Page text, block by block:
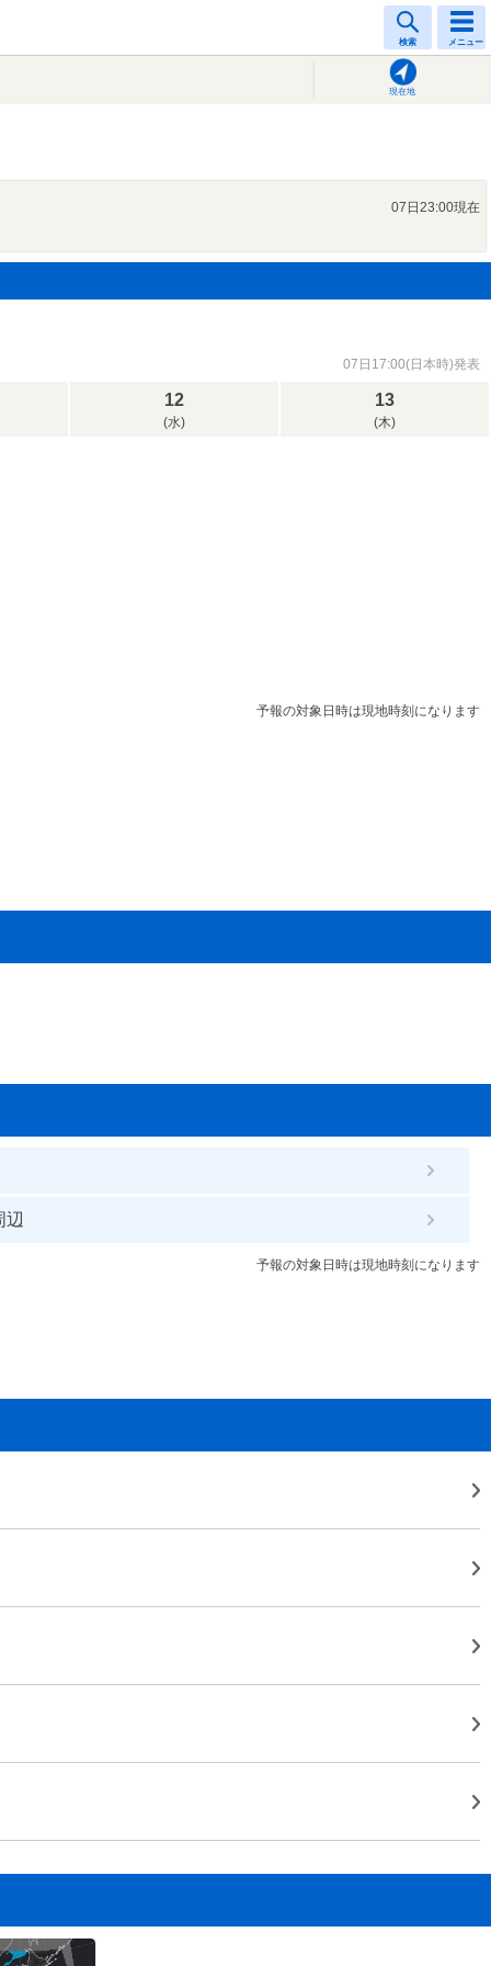
検索 メニュー
現在地
07日23:00現在
07日17:00(日本時)発表
12
(水)
13
(木)
予報の対象日時は現地時刻になります
辺
予報の対象日時は現地時刻になります